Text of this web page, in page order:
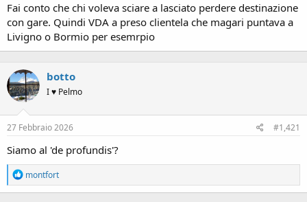
Fai conto che chi voleva sciare a lasciato perdere destinazione
con gare. Quindi VDA a preso clientela che magari puntava a
Livigno o Bormio per esemrpio
botto
I ♥ Pelmo
27 Febbraio 2026 #1,421
Siamo al 'de profundis'?
R
e
a
montfort